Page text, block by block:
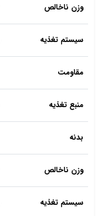
وزن ناخالص
سیستم تغذیه
مقاومت
منبع تغذیه
بدنه
وزن ناخالص
سیستم تغذیه